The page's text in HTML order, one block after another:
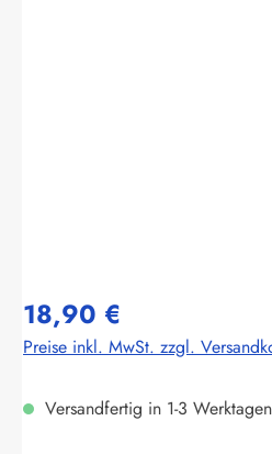
18,90 €
Preise inkl. MwSt. zzgl.
Versandfertig in 1-3 Werktagen